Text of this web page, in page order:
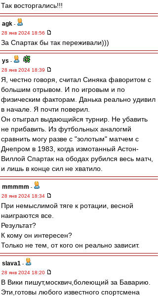
Так восторгались!!!
agk -
28 янв 2024 18:56
За Спартак бы так переживали)))
ys -
28 янв 2024 18:39
Я, честно говоря, считал Синяка фаворитом с
большим отрывом. И по игровым и по
физическим факторам. Данька реально удивил
в начале. Я почти поверил.
Он отыграл выдающийся турнир. Не убавить
не прибавить. Из футбольных аналогмй
сравнить могу разве с "золотым" матчем с
Днепром в 1983, когда измотанный Астон-
Виллой Спартак на ободах рубился весь матч,
и лишь в конце сил не хватило.
mmmmm -
28 янв 2024 18:34
При немыслимой тяге к ротации, весной
наиграются все.
Результат?
К кому он интересен?
Только не тем, от кого он реально зависит.
slava1 -
28 янв 2024 18:20
В Вики пишут,москвич,болеющий за Баварию.
Эти,готовы любого известного спортсмена